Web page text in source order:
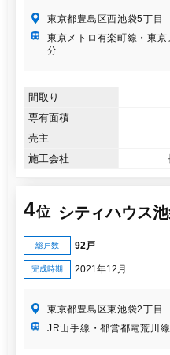
東京都豊島区西池袋5丁目
東京メトロ有楽町線・東
分
間取り
専有面積
売主
施工会社
4位 シティハウス
総戸数 92戸
完成時期 2021年12月
東京都豊島区東池袋2丁目
JR山手線・都営都電荒川